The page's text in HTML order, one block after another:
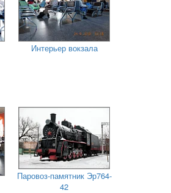
Интерьер вокзала
Паровоз-памятник Эр764-
42